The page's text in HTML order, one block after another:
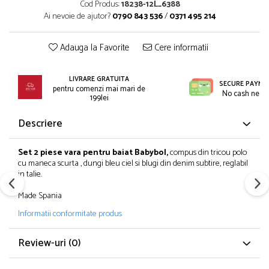
Pantaloni scurti/sorturi
Pijamale
Set 2/3 piese maneca lunga
Trening / Pantaloni sport
Tricouri maneca scurta
Colanti/Pantaloni sport
Costume baie/Accesorii plaja
Geci primavara
Hanorace/Jachete jersey
Incaltaminte
Palarii/Sepci vara
Pantaloni scurti/fuste/salopete
Paturici/Prosoape baie
Blugi/Pantaloni lungi
Caciuli/Seturi iarna
Colanti/Pantaloni sport
Fuste
Geci iarna/Veste
Haina blana/Paltoane
Incaltaminte
Pijamale
Pulovere/Bolero tricot
Rochite maneca lunga
Set 2/3 piese maneca lunga
Trening/Pantaloni sport
Tricouri maneca lunga
Cod Produs:18238-12L_6388
Ai nevoie de ajutor?0790 843 536/0371 495 214
Adauga la Favorite Cere informatii
LIVRARE GRATUITA
pentru comenzi mai mari de
199lei
SECURE
No cash
Descriere
Set 2 piese vara pentru baiat Babybol,compus din tricou polo
cu maneca scurta , dungi bleu ciel si blugi din denim subtire, reglabil
in talie.
Made Spania
Informatii conformitate produs
Review-uri (0)